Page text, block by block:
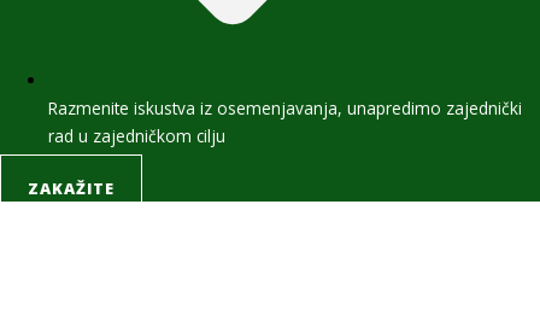
Razmenite iskustva iz osemenjavanja, unapredimo zajednički
rad u zajedničkom cilju
ZAKAŽITE